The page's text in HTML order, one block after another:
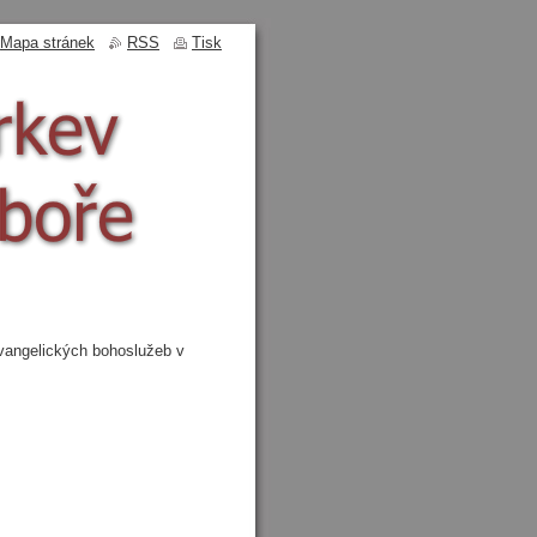
bohoslužeb v
Mapa stránek RSS Tisk